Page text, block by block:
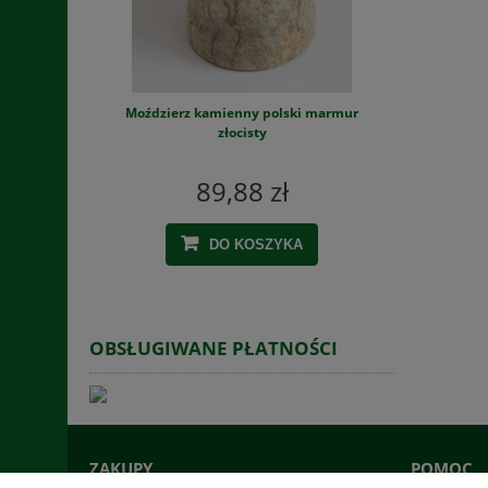
Moździerz kamienny polski marmur
złocisty
89,88 zł
DO KOSZYKA
OBSŁUGIWANE PŁATNOŚCI
ZAKUPY POMOC